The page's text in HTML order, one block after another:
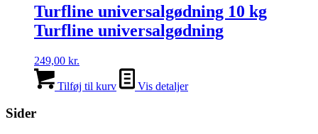
Turfline universalgødning 10 kg
Turfline universalgødning
249,00 kr.
Tilføj til kurv Vis detaljer
Sider